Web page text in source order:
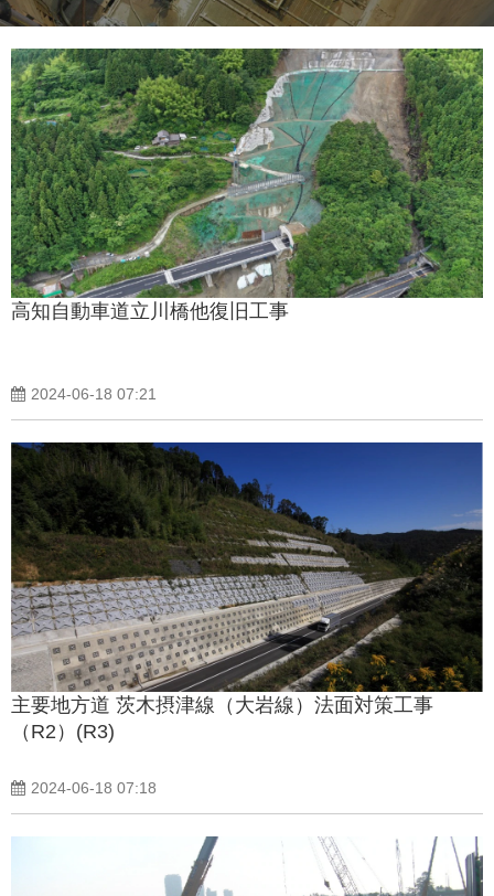
高知自動車道立川橋他復旧工事
2024-06-18 07:21
主要地方道 茨木摂津線（大岩線）法面対策工事
（R2）(R3)
2024-06-18 07:18